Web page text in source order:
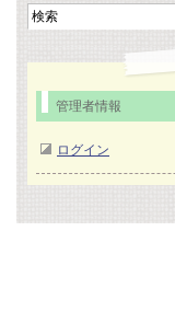
管理者情報
ログイン